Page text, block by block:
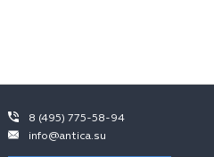
8 (495) 775-58-94
info@antica.su